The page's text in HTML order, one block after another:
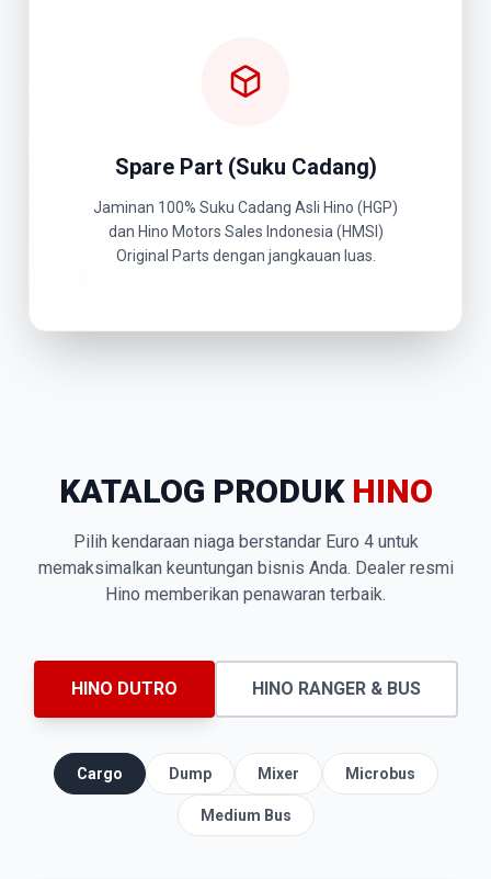
Spare Part (Suku Cadang)
Jaminan 100% Suku Cadang Asli Hino (HGP)
dan Hino Motors Sales Indonesia (HMSI)
Original Parts dengan jangkauan luas.
KATALOG PRODUK HINO
Pilih kendaraan niaga berstandar Euro 4 untuk
memaksimalkan keuntungan bisnis Anda. Dealer resmi
Hino memberikan penawaran terbaik.
HINO DUTRO HINO RANGER & BUS
Cargo Dump Mixer Microbus
Medium Bus